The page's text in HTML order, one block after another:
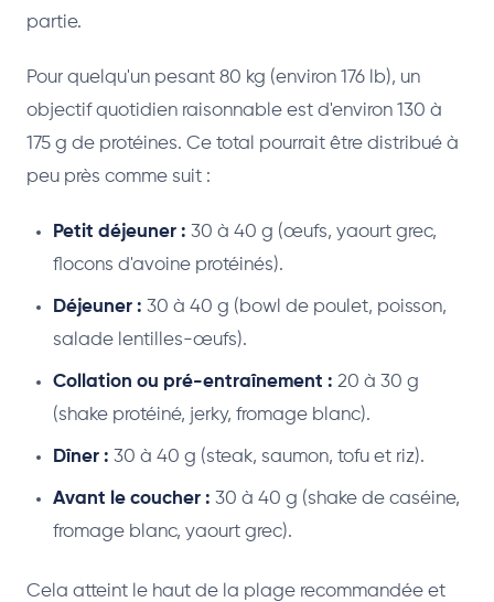
partie.
Pour quelqu'un pesant 80 kg (environ 176 lb), un
objectif quotidien raisonnable est d'environ 130 à
175 g de protéines. Ce total pourrait être distribué à
peu près comme suit :
Petit déjeuner : 30 à 40 g (œufs, yaourt grec,
flocons d'avoine protéinés).
Déjeuner : 30 à 40 g (bowl de poulet, poisson,
salade lentilles-œufs).
Collation ou pré-entraînement : 20 à 30 g
(shake protéiné, jerky, fromage blanc).
Dîner : 30 à 40 g (steak, saumon, tofu et riz).
Avant le coucher : 30 à 40 g (shake de caséine,
fromage blanc, yaourt grec).
Cela atteint le haut de la plage recommandée et